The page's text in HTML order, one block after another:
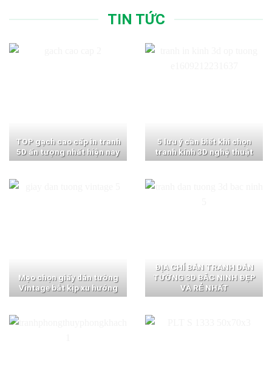
TIN TỨC
TOP gạch cao cấp in tranh
5D ấn tượng nhất hiện nay
5 lưu ý cần biết khi chọn
tranh kính 3D nghệ thuật
Mẹo chọn giấy dán tường
Vintage bắt kịp xu hướng
ĐỊA CHỈ BÁN TRANH DÁN
TƯỜNG 3D BẮC NINH ĐẸP
VÀ RẺ NHẤT